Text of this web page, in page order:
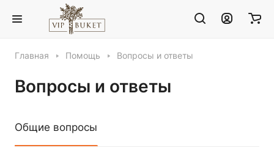
Главная Помощь Вопросы и ответы
Вопросы и ответы
Общие вопросы